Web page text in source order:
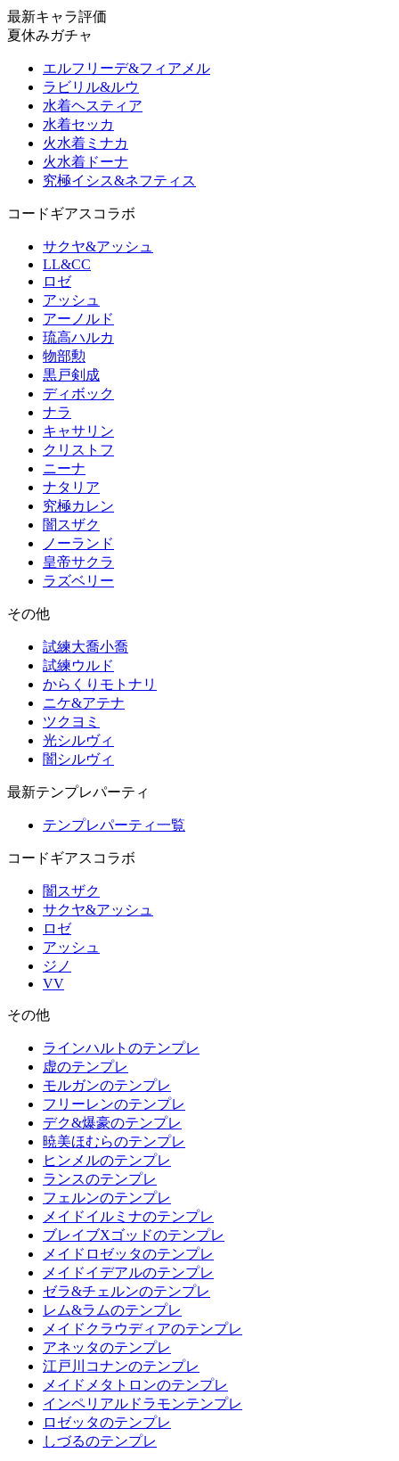
最新キャラ評価
夏休みガチャ
エルフリーデ&フィアメル
ラビリル&ルウ
水着ヘスティア
水着セッカ
火水着ミナカ
火水着ドーナ
究極イシス&ネフティス
コードギアスコラボ
サクヤ&アッシュ
LL&CC
ロゼ
アッシュ
アーノルド
琉高ハルカ
物部勲
黒戸剣成
ディボック
ナラ
キャサリン
クリストフ
ニーナ
ナタリア
究極カレン
闇スザク
ノーランド
皇帝サクラ
ラズベリー
その他
試練大喬小喬
試練ウルド
からくりモトナリ
ニケ&アテナ
ツクヨミ
光シルヴィ
闇シルヴィ
最新テンプレパーティ
テンプレパーティ一覧
コードギアスコラボ
闇スザク
サクヤ&アッシュ
ロゼ
アッシュ
ジノ
VV
その他
ラインハルトのテンプレ
虚のテンプレ
モルガンのテンプレ
フリーレンのテンプレ
デク&爆豪のテンプレ
暁美ほむらのテンプレ
ヒンメルのテンプレ
ランスのテンプレ
フェルンのテンプレ
メイドイルミナのテンプレ
ブレイブXゴッドのテンプレ
メイドロゼッタのテンプレ
メイドイデアルのテンプレ
ゼラ&チェルンのテンプレ
レム&ラムのテンプレ
メイドクラウディアのテンプレ
アネッタのテンプレ
江戸川コナンのテンプレ
メイドメタトロンのテンプレ
インペリアルドラモンテンプレ
ロゼッタのテンプレ
しづるのテンプレ